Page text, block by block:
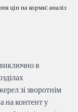
цін на корми: аналіз
в
зі зворотнім
на контент у